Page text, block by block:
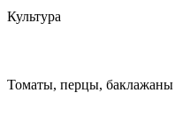
Культура
Томаты, перцы, баклажаны